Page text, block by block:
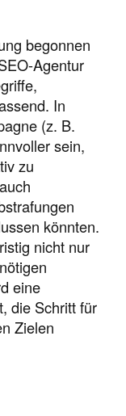
begonnen
Agentur
In
(z. B.
sein,
zu
könnten.
nicht nur
eine
die Schritt für
Zielen